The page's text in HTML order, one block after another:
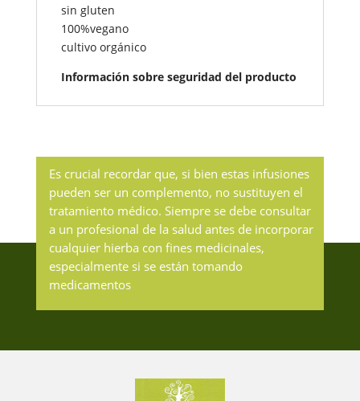
sin gluten
100%vegano
cultivo orgánico
Información sobre seguridad del producto
Es crucial recordar que, si bien estas infusiones
pueden ser un complemento, no sustituyen el
tratamiento médico. Siempre se debe consultar
a un profesional de la salud antes de incorporar
cualquier hierba con fines medicinales,
especialmente si se están tomando
medicamentos